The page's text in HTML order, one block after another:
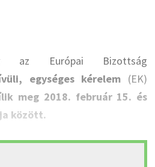
az Európai Bizottság
egységes kérelem (EK)
meg 2018. február 15. és
között.